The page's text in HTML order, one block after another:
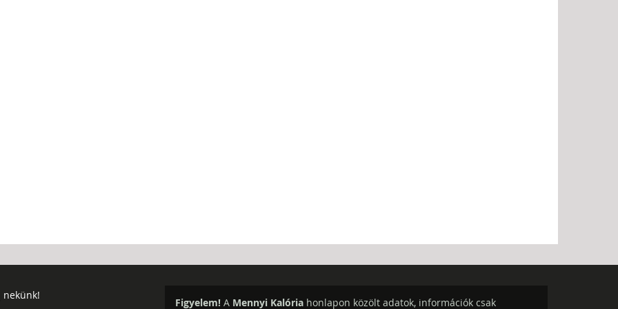
nekünk!
Figyelem! A Mennyi Kalória honlapon közölt adatok, információk csak